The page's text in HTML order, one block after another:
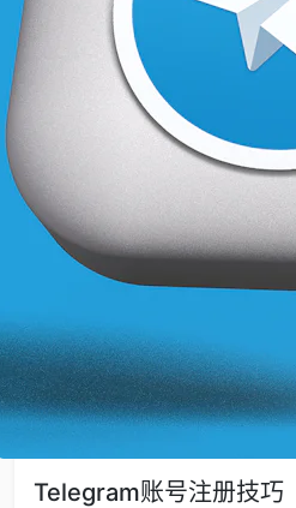
Telegram账号注册技巧